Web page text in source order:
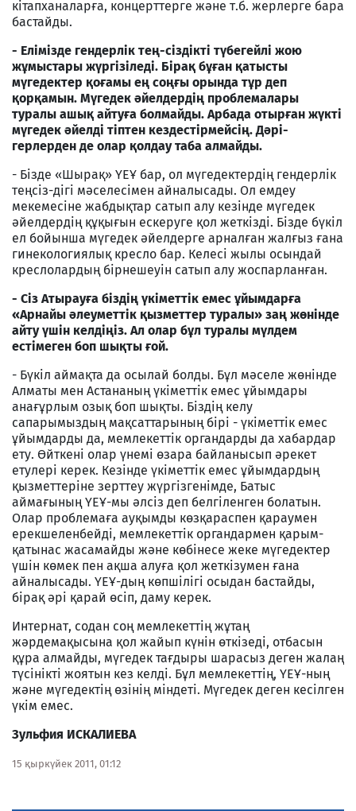
кітапханаларға, концерттерге және т.б. жерлерге бара
бастайды.
- Елімізде гендерлік тең-сіздікті түбегейлі жою
жұмыстары жүргізіледі. Бірақ бұған қатысты
мүгедектер қоғамы ең соңғы орында тұр деп
қорқамын. Мүгедек әйелдердің проблемалары
туралы ашық айтуға болмайды. Арбада отырған жүкті
мүгедек әйелді тіптен кездестірмейсің. Дәрі-
герлерден де олар қолдау таба алмайды.
- Бізде «Шырақ» ҮЕҰ бар, ол мүгедектердің гендерлік
теңсіз-дігі мәселесімен айналысады. Ол емдеу
мекемесіне жабдықтар сатып алу кезінде мүгедек
әйелдердің құқығын ескеруге қол жеткізді. Бізде бүкіл
ел бойынша мүгедек әйелдерге арналған жалғыз ғана
гинекологиялық кресло бар. Келесі жылы осындай
креслолардың бірнешеуін сатып алу жоспарланған.
- Сіз Атырауға біздің үкіметтік емес ұйымдарға
«Арнайы әлеуметтік қызметтер туралы» заң жөнінде
айту үшін келдіңіз. Ал олар бұл туралы мүлдем
естімеген боп шықты ғой.
- Бүкіл аймақта да осылай болды. Бұл мәселе жөнінде
Алматы мен Астананың үкіметтік емес ұйымдары
анағұрлым озық боп шықты. Біздің келу
сапарымыздың мақсаттарының бірі - үкіметтік емес
ұйымдарды да, мемлекеттік органдарды да хабардар
ету. Өйткені олар үнемі өзара байланысып әрекет
етулері керек. Кезінде үкіметтік емес ұйымдардың
қызметтеріне зерттеу жүргізгенімде, Батыс
аймағының ҮЕҰ-мы әлсіз деп белгіленген болатын.
Олар проблемаға ауқымды көзқараспен қараумен
ерекшеленбейді, мемлекеттік органдармен қарым-
қатынас жасамайды және көбінесе жеке мүгедектер
үшін көмек пен ақша алуға қол жеткізумен ғана
айналысады. ҮЕҰ-дың көпшілігі осыдан бастайды,
бірақ әрі қарай өсіп, даму керек.
Интернат, содан соң мемлекеттің жұтаң
жәрдемақысына қол жайып күнін өткізеді, отбасын
құра алмайды, мүгедек тағдыры шарасыз деген жалаң
түсінікті жоятын кез келді. Бұл мемлекеттің, ҮЕҰ-ның
және мүгедектің өзінің міндеті. Мүгедек деген кесілген
үкім емес.
Зульфия ИСКАЛИЕВА
15 қыркүйек 2011, 01:12